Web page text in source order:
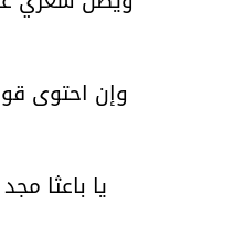
وإن احتوى
يا باعثا